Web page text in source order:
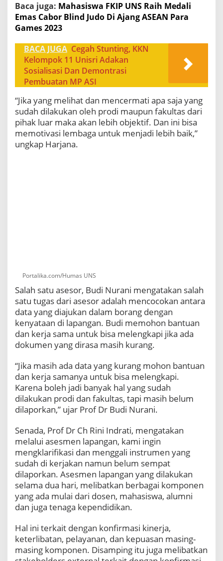
Baca juga: Mahasiswa FKIP UNS Raih Medali
Emas Cabor Blind Judo Di Ajang ASEAN Para
Games 2023
BACA JUGA Cegah Stunting, KKN
Kelompok 11 Unisri Adakan
Sosialisasi Dan Demontrasi
Pembuatan MP ASI
“Jika yang melihat dan mencermati apa saja yang
sudah dilakukan oleh prodi maupun fakultas dari
pihak luar maka akan lebih objektif. Dan ini bisa
memotivasi lembaga untuk menjadi lebih baik,”
ungkap Harjana.
Portalika.com/Humas UNS
Salah satu asesor, Budi Nurani mengatakan salah
satu tugas dari asesor adalah mencocokan antara
data yang diajukan dalam borang dengan
kenyataan di lapangan. Budi memohon bantuan
dan kerja sama untuk bisa melengkapi jika ada
dokumen yang dirasa masih kurang.
“Jika masih ada data yang kurang mohon bantuan
dan kerja samanya untuk bisa melengkapi.
Karena boleh jadi banyak hal yang sudah
dilakukan prodi dan fakultas, tapi masih belum
dilaporkan,” ujar Prof Dr Budi Nurani.
Senada, Prof Dr Ch Rini Indrati, mengatakan
melalui asesmen lapangan, kami ingin
mengklarifikasi dan menggali instrumen yang
sudah di kerjakan namun belum sempat
dilaporkan. Asesmen lapangan yang dilakukan
selama dua hari, melibatkan berbagai komponen
yang ada mulai dari dosen, mahasiswa, alumni
dan juga tenaga kependidikan.
Hal ini terkait dengan konfirmasi kinerja,
keterlibatan, pelayanan, dan kepuasan masing-
masing komponen. Disamping itu juga melibatkan